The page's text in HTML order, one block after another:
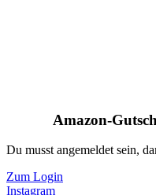
Amazon-
Du musst angemeldet sein,
Zum Login
Instagram